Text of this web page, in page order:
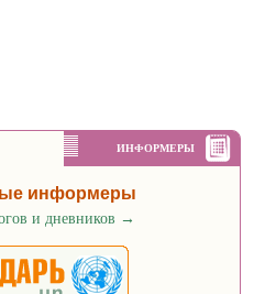
ИНФОРМЕРЫ
информеры
и дневников →